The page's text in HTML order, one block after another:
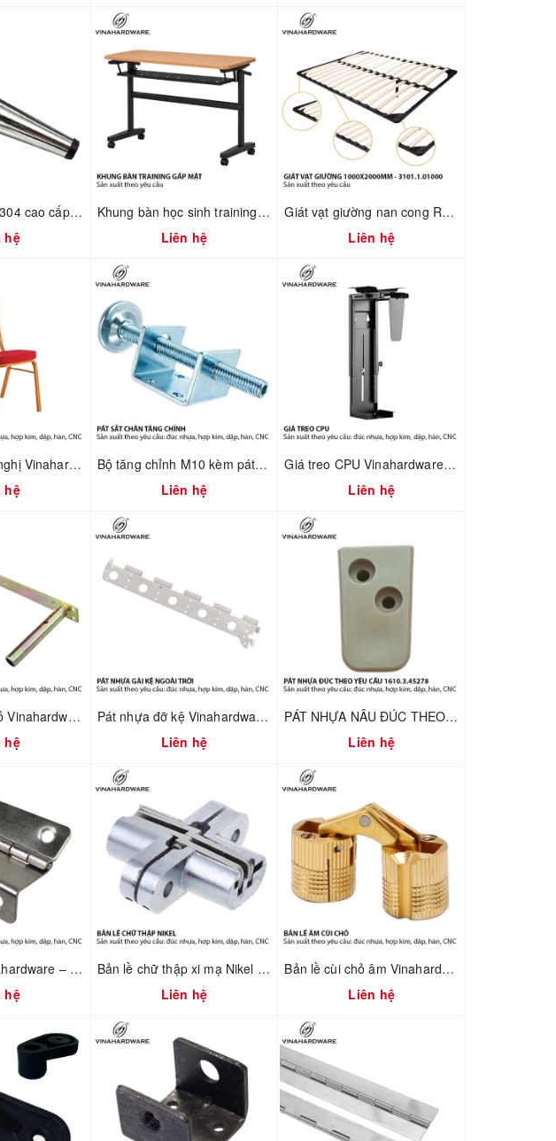
Chân sofa inox 304 cao cấp 2100.1.01182
hệ
Khung bàn học sinh training gấp mặt xếp gọn có hộc bàn Vinahardware - 2300.1.07409
Liên hệ
Giát vạt giường nan cong R1000XD2000mm – Mã 3101.1.01000
Liên hệ
Khung ghế hội nghị Vinahardware mã 2302.1.7586
hệ
Bộ tăng chỉnh M10 kèm pát chữ U Vinahardware 2702.1.11050
Liên hệ
Giá treo CPU Vinahardware mã 4100.1.33001
Liên hệ
Pát âm đỡ kệ gỗ Vinahardware mã 1608.1.00017
hệ
Pát nhựa đỡ kệ Vinahardware mã 1610.4.01240
Liên hệ
PÁT NHỰA NÂU ĐÚC THEO YÊU CẦU – VINAHARDWARE – 1610.3.45278
Liên hệ
Bản lề lá U Vinahardware – 1260.3.11009
hệ
Bản lề chữ thập xi mạ Nikel Vinahardware 1260.4.11029
Liên hệ
Bản lề cùi chỏ âm Vinahardware 1260.2.10897
Liên hệ